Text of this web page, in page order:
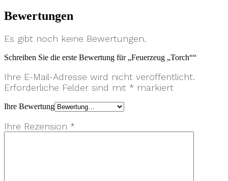
Bewertungen
Es gibt noch keine Bewertungen.
Schreiben Sie die erste Bewertung für „Feuerzeug „Torch““
Ihre E-Mail-Adresse wird nicht veröffentlicht.
Erforderliche Felder sind mit * markiert
Ihre Bewertung
Ihre Rezension *